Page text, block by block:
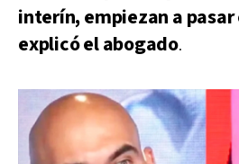
interín, empiezan a
explicó el abogado.